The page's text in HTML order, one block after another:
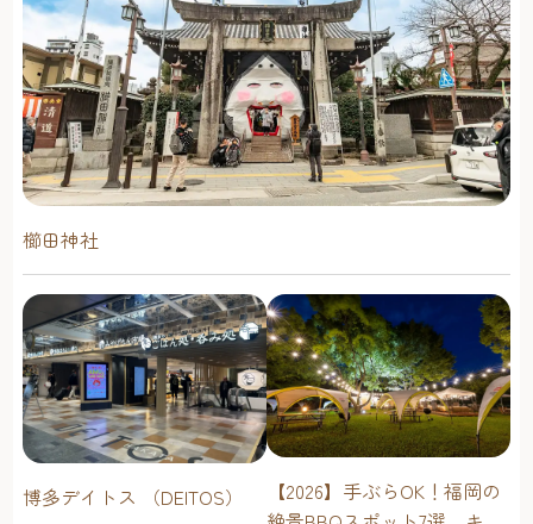
櫛田神社
博多デイトス （DEITOS）
【2026】手ぶらOK！福岡の